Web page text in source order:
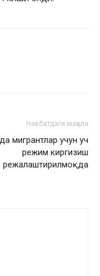
Навбатдаги мақола
мигрантлар учун уч
режим киргизиш
режалаштирилмоқда